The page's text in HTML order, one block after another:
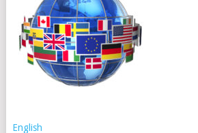
English